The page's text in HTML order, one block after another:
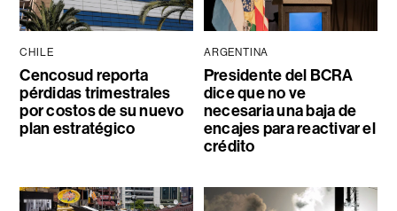
CHILE
Cencosud reporta
pérdidas trimestrales
por costos de su nuevo
plan estratégico
ARGENTINA
Presidente del BCRA
dice que no ve
necesaria una baja de
encajes para reactivar el
crédito